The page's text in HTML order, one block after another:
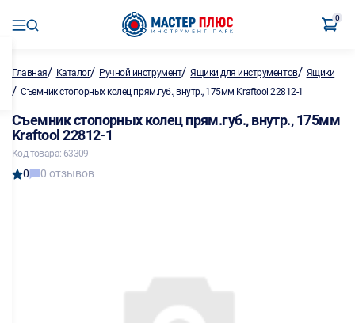
0
Главная/ Каталог/ Ручной инструмент/Ящики для инструментов/ Ящики
/ Съемник стопорных колец прям.губ., внутр., 175мм Kraftool 22812-1
Съемник стопорных колец прям.губ., внутр., 175мм
Kraftool 22812-1
Код товара: 63309
0 0 отзывов